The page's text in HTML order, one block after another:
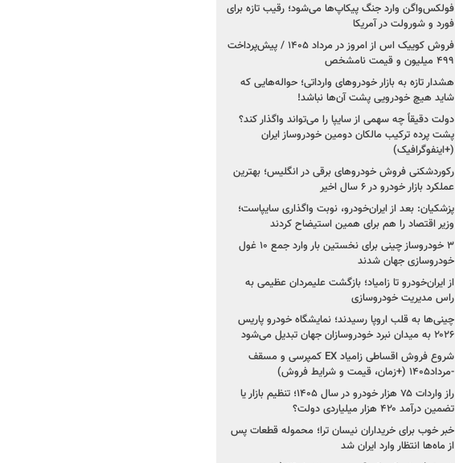
فولکس‌واگن وارد جنگ پیکاپ‌ها می‌شود؛ رقیب تازه برای
فورد و شورولت در آمریکا
فروش کوییک اس از امروز در مرداد ۱۴۰۵ / پیش‌پرداخت
۴۹۹ میلیون و قیمت نامشخص
هشدار تازه به بازار خودروهای وارداتی؛ حواله‌هایی که
شاید هیچ خودرویی پشت آن‌ها نباشد!
دولت دقیقاً چه سهمی از سایپا را می‌تواند واگذار کند؟
پشت پرده ترکیب مالکان دومین خودروساز ایران
(+اینفوگرافیک)
رکوردشکنی فروش خودروهای برقی در انگلیس؛ بهترین
عملکرد بازار خودرو در ۶ سال اخیر
پزشکیان: بعد از ایران‌خودرو، نوبت واگذاری سایپاست؛
وزیر اقتصاد را هم برای همین استیضاح کردند
۳ خودروساز چینی برای نخستین بار وارد جمع ۱۰ غول
خودروسازی جهان شدند
از ایران‌خودرو تا زامیاد؛ بازگشت علیمردان عظیمی به
راس مدیریت خودروسازی
چینی‌ها به قلب اروپا رسیدند؛ نمایشگاه خودرو پاریس
۲۰۲۶ به میدان نبرد خودروسازان جهان تبدیل می‌شود
شروع فروش اقساطی زامیاد EX کمپرسی و مسقف
-مرداد۱۴۰۵ (+زمان، قیمت و شرایط فروش)
راز واردات ۷۵ هزار خودرو در سال ۱۴۰۵؛ تنظیم بازار یا
تضمین درآمد ۴۲۰ هزار میلیاردی دولت؟
خبر خوب برای خریداران نیسان ترا؛ محموله قطعات پس
از ماه‌ها انتظار وارد ایران شد